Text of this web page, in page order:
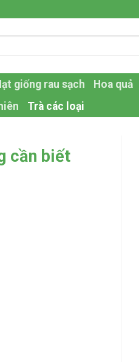
giống rau sạch Hoa quả
Trà các loại
cần biết